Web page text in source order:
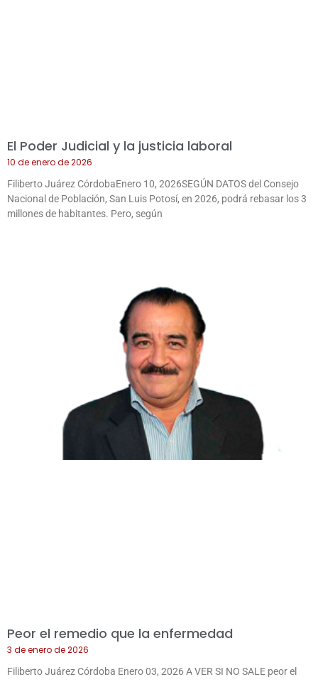
El Poder Judicial y la justicia laboral
10 de enero de 2026
Filiberto Juárez CórdobaEnero 10, 2026SEGÚN DATOS del Consejo
Nacional de Población, San Luis Potosí, en 2026, podrá rebasar los 3
millones de habitantes. Pero, según
Peor el remedio que la enfermedad
3 de enero de 2026
Filiberto Juárez Córdoba Enero 03, 2026 A VER SI NO SALE peor el